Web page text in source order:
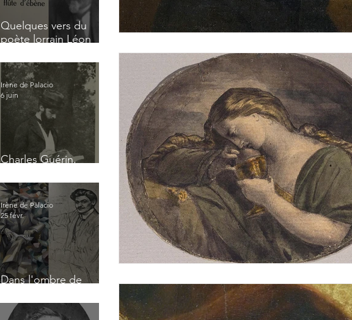
Quelques vers du
poète lorrain Léon
Charles Guérin,
Irène de Palacio
6 juin
Dans l'ombre de
Irène de Palacio
25 févr.